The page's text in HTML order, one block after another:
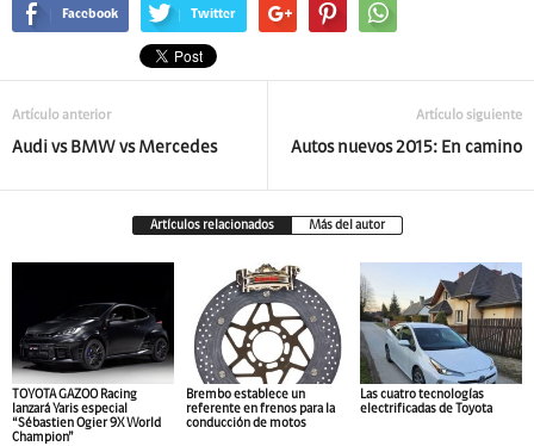
Facebook Twitter
Artículo anterior
Audi vs BMW vs Mercedes
Artículo siguiente
Autos nuevos 2015: En camino
Artículos relacionados Más del autor
TOYOTA GAZOO Racing
lanzará Yaris especial
“Sébastien Ogier 9X World
Champion”
Brembo establece un
referente en frenos para la
conducción de motos
Las cuatro tecnologías
electrificadas de Toyota